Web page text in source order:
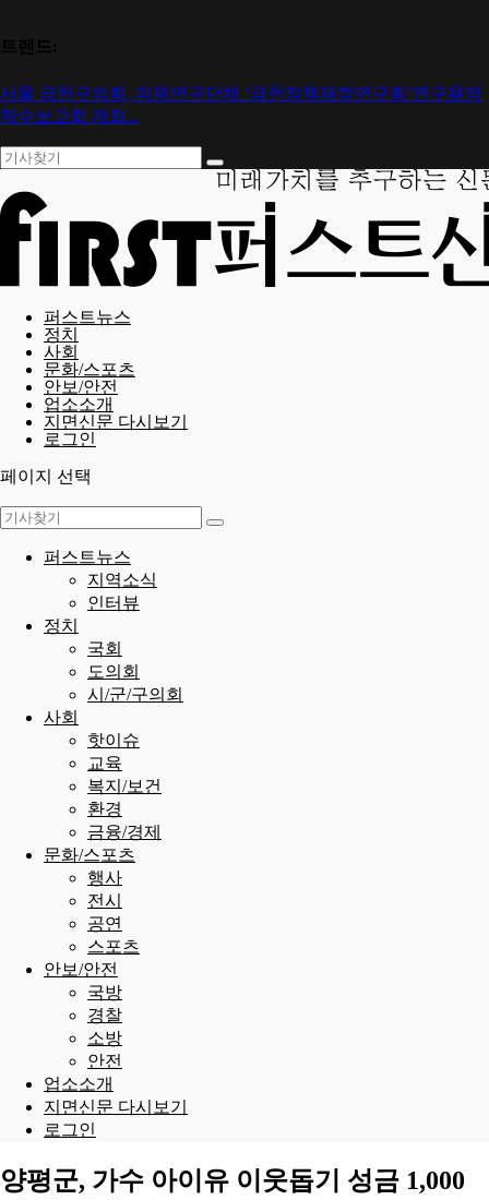
서울 금천구의회, 의원연구단체 ‘금천정책재정연구회’연구용역
착수보고회 개최...
퍼스트뉴스
정치
사회
문화/스포츠
안보/안전
업소소개
지면신문 다시보기
로그인
페이지 선택
퍼스트뉴스
지역소식
인터뷰
정치
국회
도의회
시/군/구의회
사회
핫이슈
교육
복지/보건
환경
금융/경제
문화/스포츠
행사
전시
공연
스포츠
안보/안전
국방
경찰
소방
안전
업소소개
지면신문 다시보기
로그인
양평군, 가수 아이유 이웃돕기 성금 1,000